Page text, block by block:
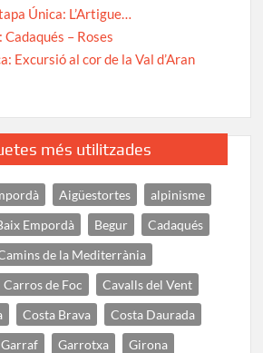
Única: L’Artigue…
– Roses
Excursió al cor de la Val d’Aran
més utilitzades
Aigüestortes
alpinisme
Empordà Begur
Cadaqués
de la Mediterrània
Carros de Foc
Cavalls del Vent
Costa Brava
Costa Daurada
Garraf Garrotxa
Girona